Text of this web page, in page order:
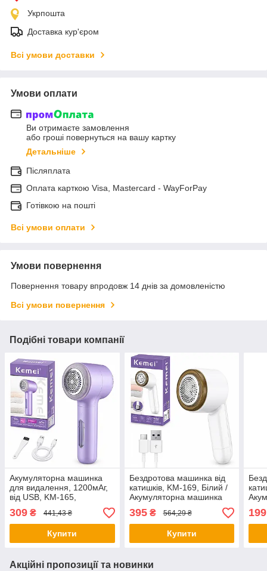
Укрпошта
Доставка кур'єром
Всі умови доставки
Умови оплати
Ви отримаєте замовлення
або гроші повернуться на вашу картку
Детальніше
Післяплата
Оплата карткою Visa, Mastercard - WayForPay
Готівкою на пошті
Всі умови оплати
Умови повернення
Повернення товару впродовж 14 днів за домовленістю
Всі умови повернення
Подібні товари компанії
Акумуляторна машинка
для видалення, 1200мАг,
від USB, KM-165,
Фіолетова / Машинка від
ковтунців / Тример для
видалення ковтунців
309 ₴ 441,43 ₴
Купити
Бездротова машинка від
катишків, KM-169, Білий /
Акумуляторна машинка
від катишків / Катишкоріз /
Машинка для видалення
катишків
395₴ 564,29 ₴
Купити
199
Акційні пропозиції та новинки